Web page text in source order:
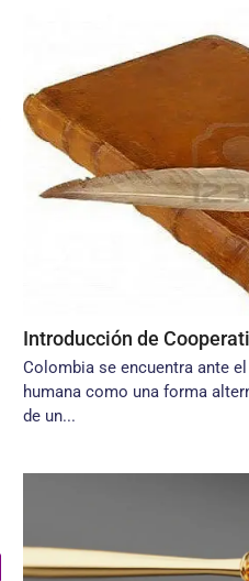
Introducción de
Colombia se encuentra ante
humana como una forma
de un...